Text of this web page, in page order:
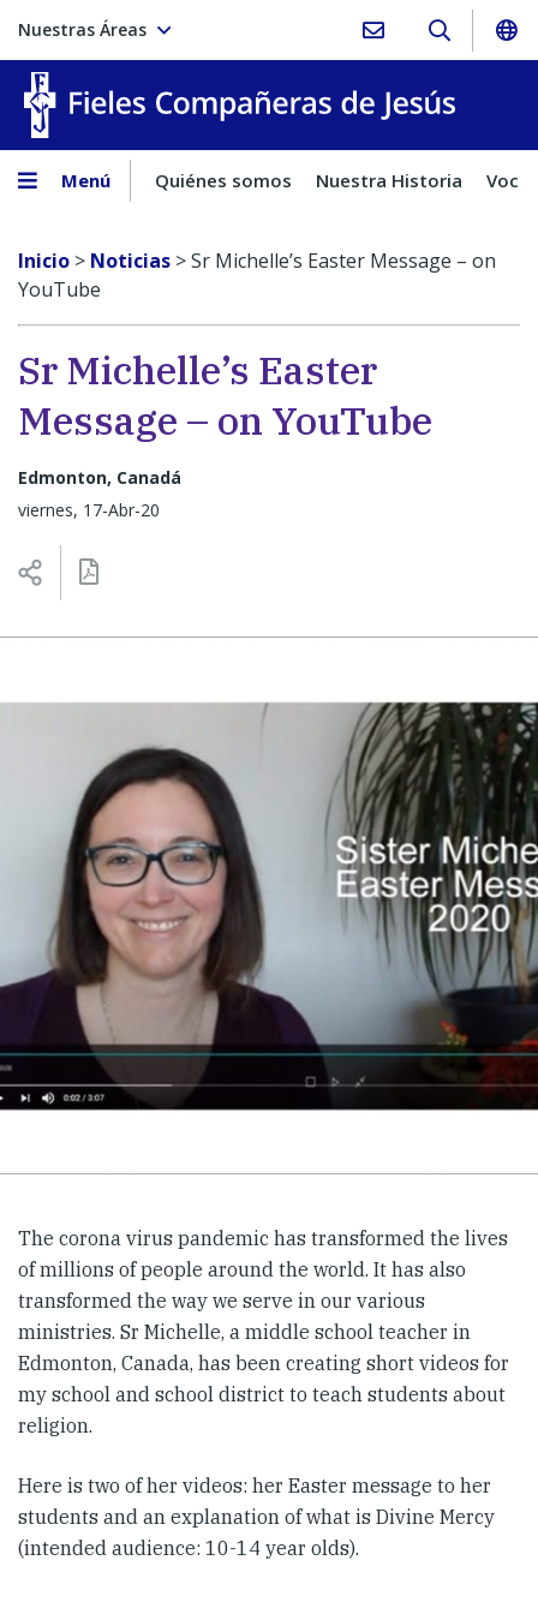
Nuestras Áreas
Menú Quiénes somos Nuestra Historia
Inicio > Noticias >Sr Michelle’s Easter Message – on
YouTube
Sr Michelle’s Easter
Message – on YouTube
Edmonton, Canadá
viernes, 17-Abr-20
The corona virus pandemic has transformed the lives
of millions of people around the world. It has also
transformed the way we serve in our various
ministries. Sr Michelle, a middle school teacher in
Edmonton, Canada, has been creating short videos for
my school and school district to teach students about
religion.
Here is two of her videos: her Easter message to her
students and an explanation of what is Divine Mercy
(intended audience: 10-14 year olds).